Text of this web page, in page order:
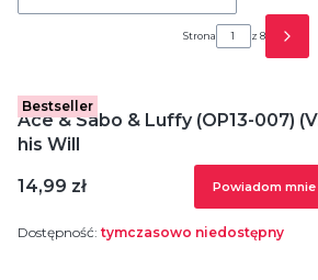
Strona z 8
Bestseller
Ace & Sabo & Luffy (OP13-007)
his Will
Cena
14,99 zł Powiadom
Dostępność: tymczasowo niedostępny